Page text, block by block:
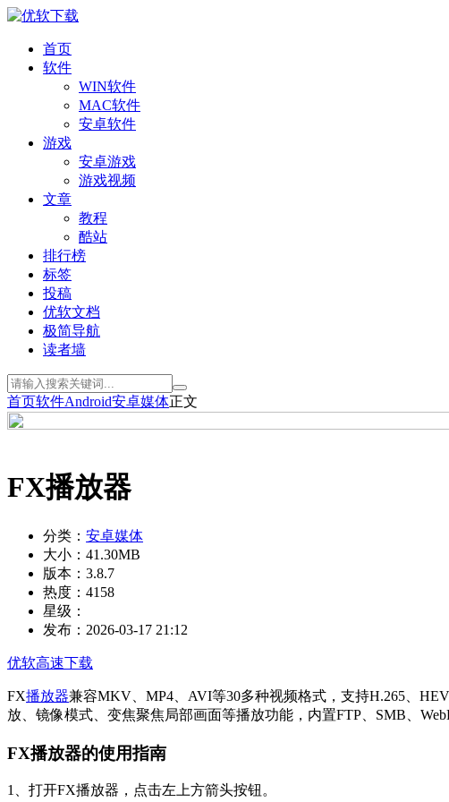
首页
软件
WIN软件
MAC软件
安卓软件
游戏
安卓游戏
游戏视频
文章
教程
酷站
排行榜
标签
投稿
优软文档
极简导航
读者墙
首页软件Android安卓媒体正文
FX播放器
分类： 安卓媒体
大小： 41.30MB
版本： 3.8.7
热度： 4158
星级：
发布： 2026-03-17 21:12
优软高速下载
FX播放器兼容MKV、MP4、AVI等30多种视频格式，支持H.265、
放、镜像模式、变焦聚焦局部画面等播放功能，内置FTP、SMB、
FX播放器的使用指南
1、打开FX播放器，点击左上方箭头按钮。